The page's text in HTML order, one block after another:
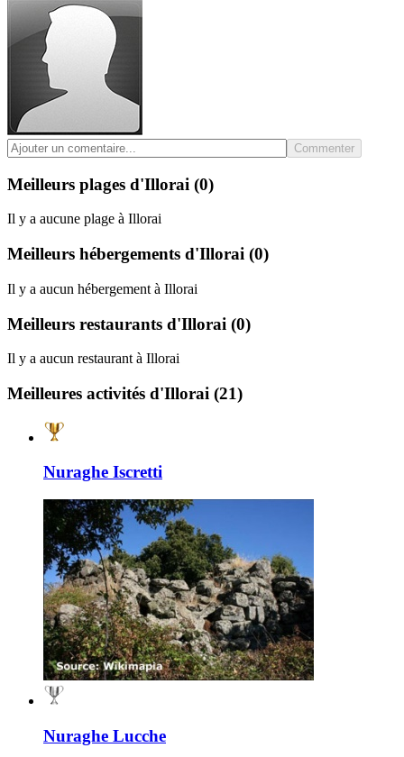
Commenter
Meilleurs plages d'Illorai (0)
Il y a aucune plage à Illorai
Meilleurs hébergements d'Illorai (0)
Il y a aucun hébergement à Illorai
Meilleurs restaurants d'Illorai (0)
Il y a aucun restaurant à Illorai
Meilleures activités d'Illorai (21)
Nuraghe Iscretti
Nuraghe Lucche